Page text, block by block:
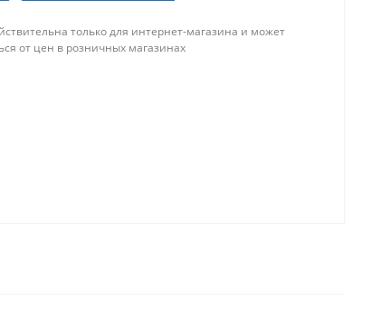
только для интернет-магазина и может
от цен в розничных магазинах